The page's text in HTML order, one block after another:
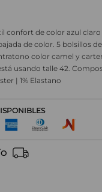
confort de color azul
de color. 5 bolsillos
color camel y
usando talle 42.
| 1% Elastano